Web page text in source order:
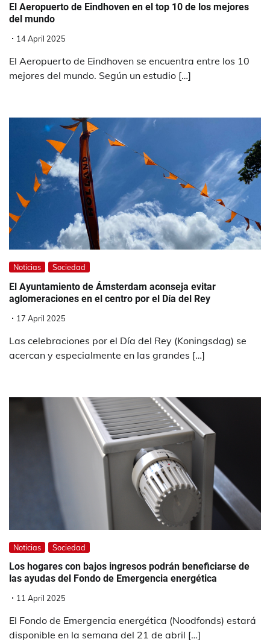
El Aeropuerto de Eindhoven en el top 10 de los mejores
del mundo
14 April 2025
El Aeropuerto de Eindhoven se encuentra entre los 10
mejores del mundo. Según un estudio […]
Noticias Sociedad
El Ayuntamiento de Ámsterdam aconseja evitar
aglomeraciones en el centro por el Día del Rey
17 April 2025
Las celebraciones por el Día del Rey (Koningsdag) se
acercan y especialmente en las grandes […]
Noticias Sociedad
Los hogares con bajos ingresos podrán beneficiarse de
las ayudas del Fondo de Emergencia energética
11 April 2025
El Fondo de Emergencia energética (Noodfonds) estará
disponible en la semana del 21 de abril […]